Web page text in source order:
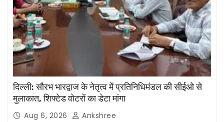
दिल्ली: सौरभ भारद्वाज के नेतृत्व में प्रतिनिधिमंडल की सीईओ से
मुलाकात, शिफ्टेड वोटरों का डेटा मांगा
Aug 6, 2026 Ankshree